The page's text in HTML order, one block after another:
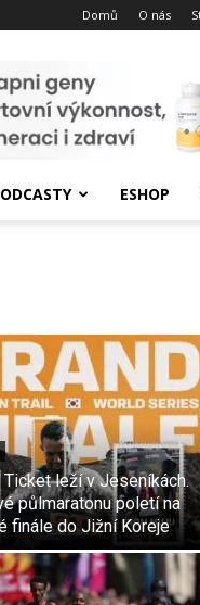
Domů O nás
ESHOP
Ticket leží v Jeseníkách.
půlmaratonu poletí na
finále do Jižní Koreje